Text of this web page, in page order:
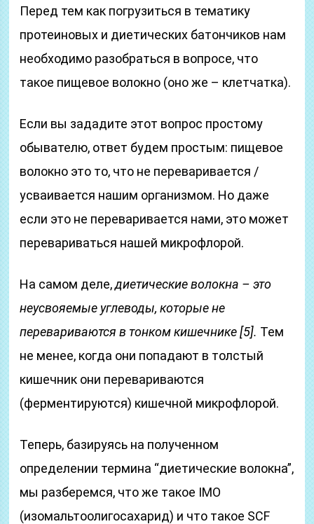
Перед тем как погрузиться в тематику
протеиновых и диетических батончиков нам
необходимо разобраться в вопросе, что
такое пищевое волокно (оно же – клетчатка).
Если вы зададите этот вопрос простому
обывателю, ответ будем простым: пищевое
волокно это то, что не переваривается /
усваивается нашим организмом. Но даже
если это не переваривается нами, это может
перевариваться нашей микрофлорой.
На самом деле,диетические волокна – это
неусвояемые углеводы, которые не
перевариваются в тонком кишечнике [5]. Тем
не менее, когда они попадают в толстый
кишечник они перевариваются
(ферментируются) кишечной микрофлорой.
Теперь, базируясь на полученном
определении термина “диетические волокна”,
мы разберемся, что же такое IMO
(изомальтоолигосахарид) и что такое SCF